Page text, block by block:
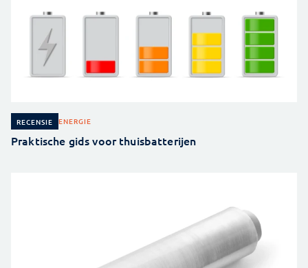
RECENSIE ENERGIE
Praktische gids voor thuisbatterijen